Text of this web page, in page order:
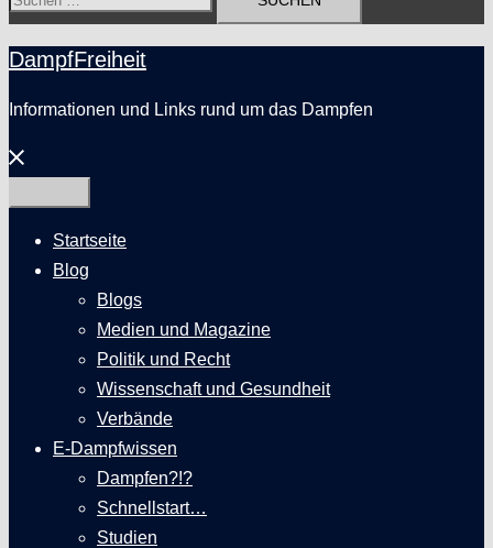
DampfFreiheit
Informationen und Links rund um das Dampfen
Menü
schließen
Startseite
Blog
Blogs
Medien und Magazine
Politik und Recht
Wissenschaft und Gesundheit
Verbände
E-Dampfwissen
Dampfen?!?
Schnellstart…
Studien